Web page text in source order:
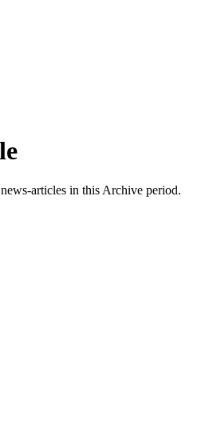
articles in this Archive period.